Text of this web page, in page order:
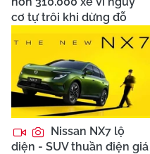
cơ tự trôi khi dừng đỗ
Nissan NX7 lộ
diện - SUV thuần điện giá